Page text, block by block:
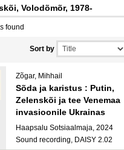
Volodõmõr, 1978-
found
Sort by
Zõgar, Mihhail
Sõda ja karistus : Putin,
Zelenskõi ja tee Venemaa
invasioonile Ukrainas
Haapsalu Sotsiaalmaja, 2024
Sound recording, DAISY 2.02